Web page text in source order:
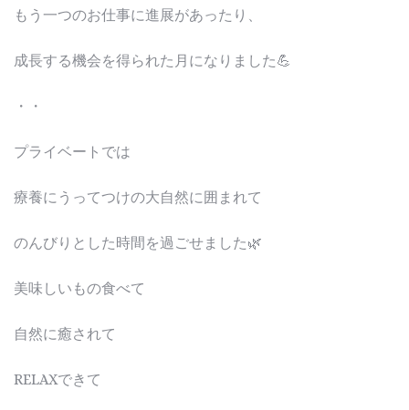
もう一つのお仕事に進展があったり、
成長する機会を得られた月になりました💪
・・
プライベートでは
療養にうってつけの大自然に囲まれて
のんびりとした時間を過ごせました🌿
美味しいもの食べて
自然に癒されて
RELAXできて